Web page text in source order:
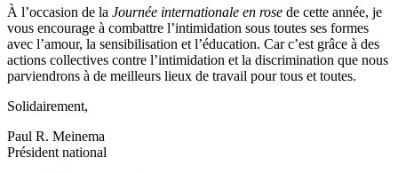
À l’occasion de la Journée internationale en rose de cette année, je
vous encourage à combattre l’intimidation sous toutes ses formes
avec l’amour, la sensibilisation et l’éducation. Car c’est grâce à des
actions collectives contre l’intimidation et la discrimination que nous
parviendrons à de meilleurs lieux de travail pour tous et toutes.
Solidairement,
Paul R. Meinema
Président national